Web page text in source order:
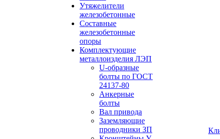
Утяжелители
железобетонные
Составные
железобетонные
опоры
Комплектующие
металлоизделия ЛЭП
U-образные
болты по ГОСТ
24137-80
Анкерные
болты
Вал привода
Заземляющие
проводники ЗП